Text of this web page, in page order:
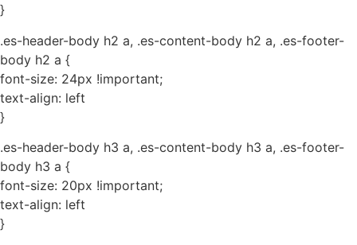
}
.es-header-body h2 a, .es-content-body h2 a, .es-footer-
body h2 a {
font-size: 24px !important;
text-align: left
}
.es-header-body h3 a, .es-content-body h3 a, .es-footer-
body h3 a {
font-size: 20px !important;
text-align: left
}